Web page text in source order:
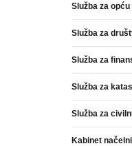
Služba za
Služba za
Služba za
Služba za
Služba za
Kabinet